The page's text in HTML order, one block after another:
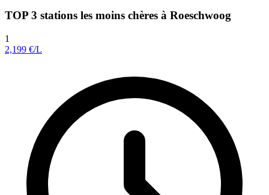
TOP 3 stations les moins chères à Roeschwoog
1
2,199 €/L